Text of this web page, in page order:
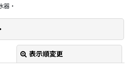
器・
表示順変更